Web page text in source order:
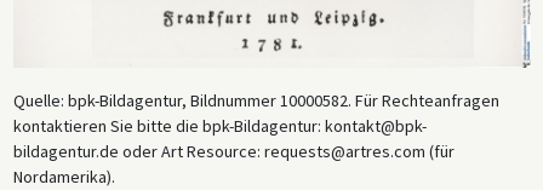
Quelle: bpk-Bildagentur, Bildnummer 10000582. Für Rechteanfragen
kontaktieren Sie bitte die bpk-Bildagentur: kontakt@bpk-
bildagentur.de oder Art Resource: requests@artres.com (für
Nordamerika).